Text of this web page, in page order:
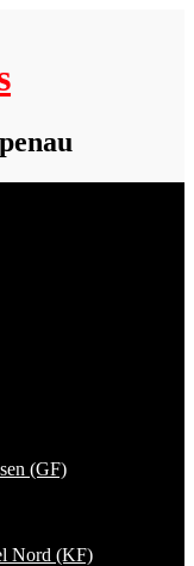
(GF)
Nord (KF)